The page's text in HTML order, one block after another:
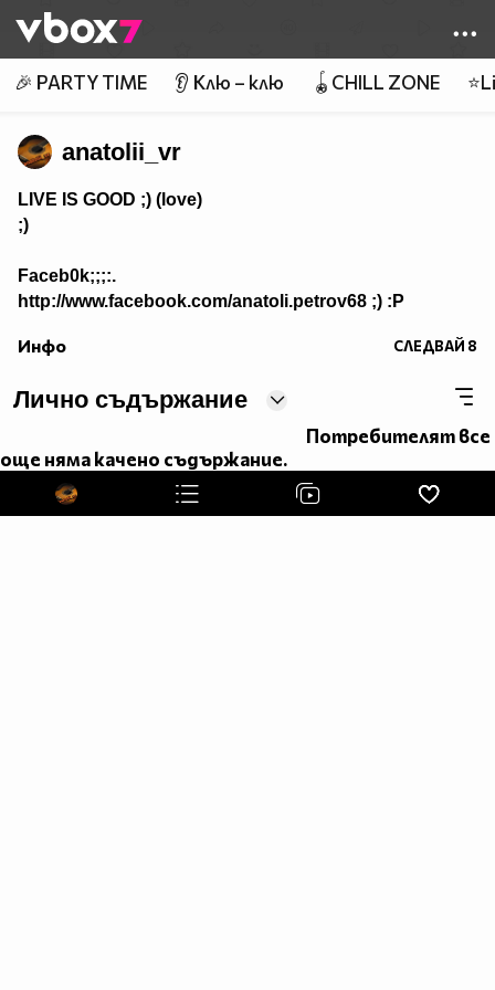
👾
🎉 PARTY TIME 👂 Клю – клю 🪀CHILL ZONE
anatolii_vr
LIVE IS GOOD ;) (love)
;)
Faceb0k;;;:.
http://www.facebook.com/anatoli.petrov68 ;) :P
Инфо СЛЕДВАЙ 8
Лично съдържание
Потребителят все
още няма качено съдържание.